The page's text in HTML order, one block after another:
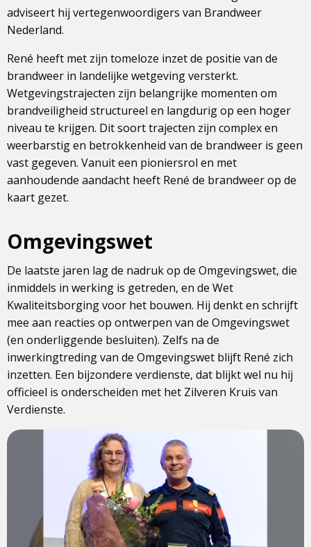
adviseert hij vertegenwoordigers van Brandweer
Nederland.
René heeft met zijn tomeloze inzet de positie van de
brandweer in landelijke wetgeving versterkt.
Wetgevingstrajecten zijn belangrijke momenten om
brandveiligheid structureel en langdurig op een hoger
niveau te krijgen. Dit soort trajecten zijn complex en
weerbarstig en betrokkenheid van de brandweer is geen
vast gegeven. Vanuit een pioniersrol en met
aanhoudende aandacht heeft René de brandweer op de
kaart gezet.
Omgevingswet
De laatste jaren lag de nadruk op de Omgevingswet, die
inmiddels in werking is getreden, en de Wet
Kwaliteitsborging voor het bouwen. Hij denkt en schrijft
mee aan reacties op ontwerpen van de Omgevingswet
(en onderliggende besluiten). Zelfs na de
inwerkingtreding van de Omgevingswet blijft René zich
inzetten. Een bijzondere verdienste, dat blijkt wel nu hij
officieel is onderscheiden met het Zilveren Kruis van
Verdienste.